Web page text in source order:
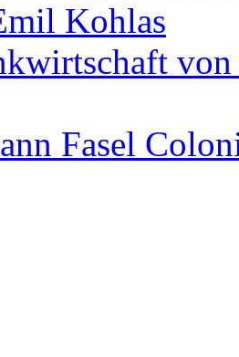
Kohlas
Fasel